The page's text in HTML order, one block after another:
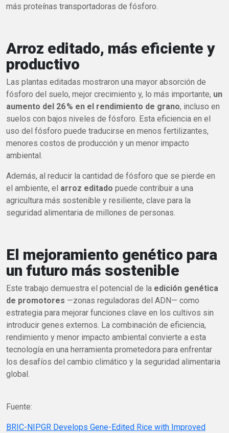
más proteínas transportadoras de fósforo.
Arroz editado, más eficiente y
productivo
Las plantas editadas mostraron una mayor absorción de
fósforo del suelo, mejor crecimiento y, lo más importante, un
aumento del 26 % en el rendimiento de grano, incluso en
suelos con bajos niveles de fósforo. Esta eficiencia en el
uso del fósforo puede traducirse en menos fertilizantes,
menores costos de producción y un menor impacto
ambiental.
Además, al reducir la cantidad de fósforo que se pierde en
el ambiente, el arroz editado puede contribuir a una
agricultura más sostenible y resiliente, clave para la
seguridad alimentaria de millones de personas.
El mejoramiento genético para
un futuro más sostenible
Este trabajo demuestra el potencial de la edición genética
de promotores —zonas reguladoras del ADN— como
estrategia para mejorar funciones clave en los cultivos sin
introducir genes externos. La combinación de eficiencia,
rendimiento y menor impacto ambiental convierte a esta
tecnología en una herramienta prometedora para enfrentar
los desafíos del cambio climático y la seguridad alimentaria
global.
Fuente:
BRIC-NIPGR Develops Gene-Edited Rice with Improved